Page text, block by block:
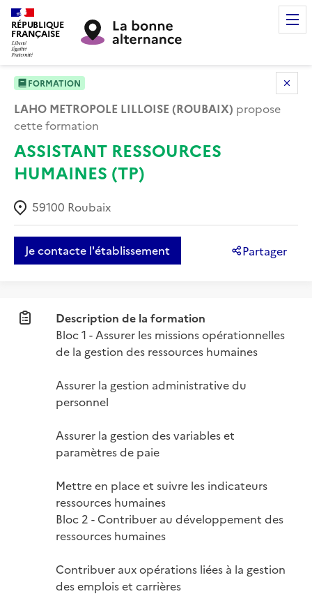
RÉPUBLIQUE
FRANÇAISE
FORMATION
LAHO METROPOLE LILLOISE (ROUBAIX) propose
cette formation
ASSISTANT RESSOURCES
HUMAINES (TP)
59100 Roubaix
Je contacte l'établissement Partager
Description de la formation
Bloc 1 - Assurer les missions opérationnelles
de la gestion des ressources humaines
Assurer la gestion administrative du
personnel
Assurer la gestion des variables et
paramètres de paie
Mettre en place et suivre les indicateurs
ressources humaines
Bloc 2 - Contribuer au développement des
ressources humaines
Contribuer aux opérations liées à la gestion
des emplois et carrières